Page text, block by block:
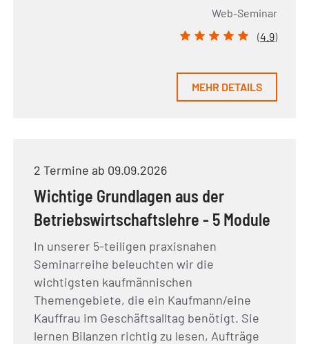
Web-Seminar
(4.9)
MEHR DETAILS
2 Termine ab 09.09.2026
Wichtige Grundlagen aus der
Betriebswirtschaftslehre - 5 Module
In unserer 5-teiligen praxisnahen
Seminarreihe beleuchten wir die
wichtigsten kaufmännischen
Themengebiete, die ein Kaufmann/eine
Kauffrau im Geschäftsalltag benötigt. Sie
lernen Bilanzen richtig zu lesen, Aufträge